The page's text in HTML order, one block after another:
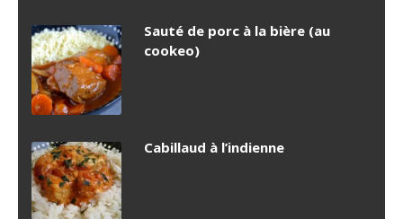
Sauté de porc à la bière (au
cookeo)
Cabillaud à l’indienne